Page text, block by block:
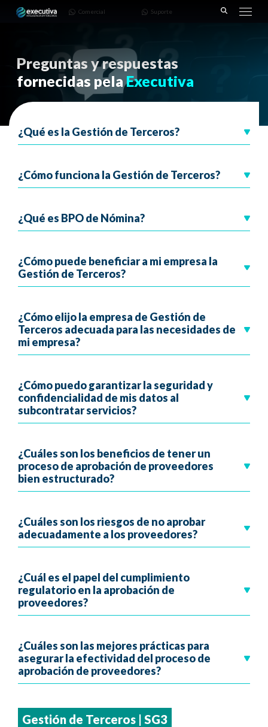
3668-
7700
Comercial Suporte
Preguntas y respuestas
fornecidas pelaExecutiva
¿Qué es la Gestión de Terceros?
¿Cómo funciona la Gestión de Terceros?
¿Qué es BPO de Nómina?
¿Cómo puede beneficiar a mi empresa la
Gestión de Terceros?
¿Cómo elijo la empresa de Gestión de
Terceros adecuada para las necesidades de
mi empresa?
¿Cómo puedo garantizar la seguridad y
confidencialidad de mis datos al
subcontratar servicios?
¿Cuáles son los beneficios de tener un
proceso de aprobación de proveedores
bien estructurado?
¿Cuáles son los riesgos de no aprobar
adecuadamente a los proveedores?
¿Cuál es el papel del cumplimiento
regulatorio en la aprobación de
proveedores?
¿Cuáles son las mejores prácticas para
asegurar la efectividad del proceso de
aprobación de proveedores?
Gestión de Terceros | SG3